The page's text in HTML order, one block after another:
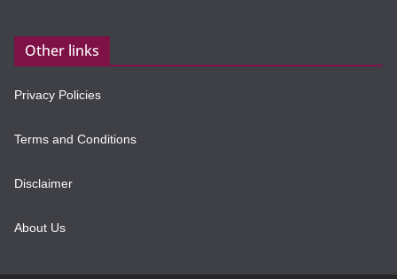
Other links
Privacy Policies
Terms and Conditions
Disclaimer
About Us